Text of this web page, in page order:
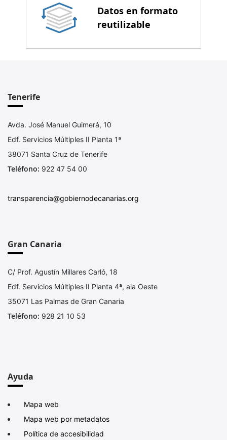
Datos en formato
reutilizable
Tenerife
Avda. José Manuel Guimerá, 10
Edf. Servicios Múltiples II Planta 1ª
38071 Santa Cruz de Tenerife
Teléfono: 922 47 54 00
transparencia@gobiernodecanarias.org
Gran Canaria
C/ Prof. Agustín Millares Carló, 18
Edf. Servicios Múltiples II Planta 4ª, ala Oeste
35071 Las Palmas de Gran Canaria
Teléfono: 928 21 10 53
Ayuda
Mapa web
Mapa web por metadatos
Política de accesibilidad